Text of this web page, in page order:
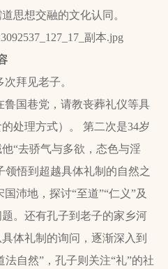
思想交融的文化认同。
拜见老子。
国巷党，请教丧葬礼仪等具
处理方式）。 第二次是34岁
“去骄气与多欲，态色与淫
领悟到超越具体礼制的自然之
沛地，探讨“至道”“仁义”及
。还有孔子到老子的家乡河
体礼制的询问，逐渐深入到
法自然”，孔子则关注“礼”的社